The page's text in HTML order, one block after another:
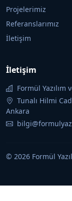
Projelerimiz
Referanslarımız
İletişim
İletişim
Formül
Tunalı Hilmi
Ankara
© 2026 Formül